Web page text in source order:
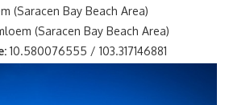
(Saracen Bay Beach Area)
(Saracen Bay Beach Area)
10.580076555 / 103.317146881